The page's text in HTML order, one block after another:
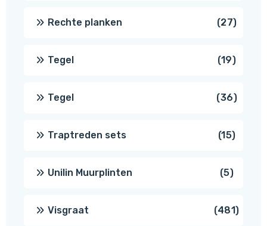
Rechte planken 2727
Tegel 1919
Tegel 3636
Traptreden sets 1515
Unilin Muurplinten 55
Visgraat 481481